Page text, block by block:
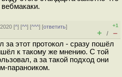
[^] [^^] [^^^] [ответить]
+1
+ / –
за этот протокол - сразу пошёл
к такому же мнению. С той
а за такой подход они
параноиком.